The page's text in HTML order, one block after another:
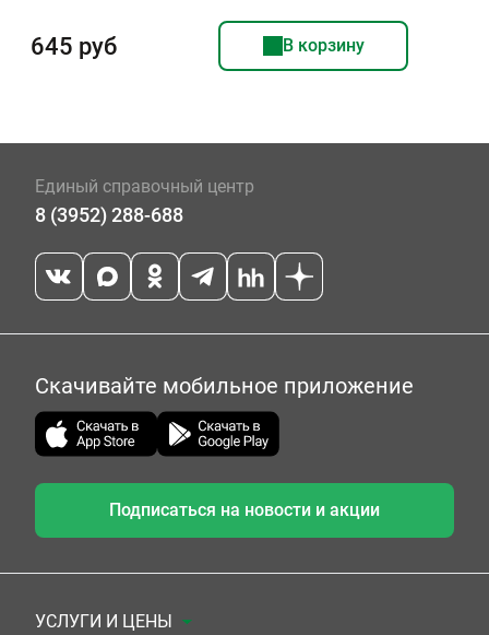
645 руб В корзину
Единый справочный центр
8 (3952) 288-688
Скачивайте мобильное приложение
Подписаться на новости и акции
УСЛУГИ И ЦЕНЫ